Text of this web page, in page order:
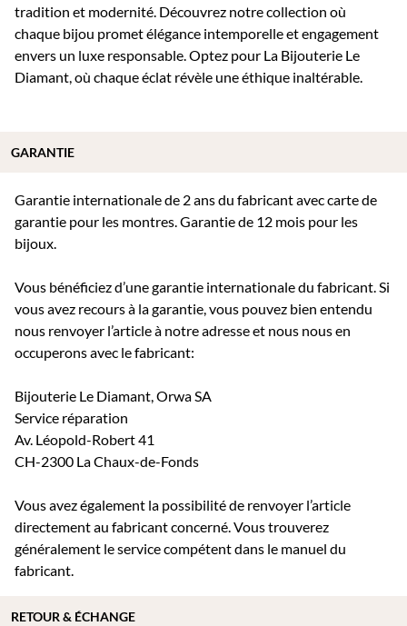
tradition et modernité. Découvrez notre collection où
chaque bijou promet élégance intemporelle et engagement
envers un luxe responsable. Optez pour La Bijouterie Le
Diamant, où chaque éclat révèle une éthique inaltérable.
Garantie internationale de 2 ans du fabricant avec carte de
garantie pour les montres. Garantie de 12 mois pour les
bijoux.
Vous bénéficiez d’une garantie internationale du fabricant. Si
vous avez recours à la garantie, vous pouvez bien entendu
nous renvoyer l’article à notre adresse et nous nous en
occuperons avec le fabricant:
Bijouterie Le Diamant, Orwa SA
Service réparation
Av. Léopold-Robert 41
CH-2300 La Chaux-de-Fonds
Vous avez également la possibilité de renvoyer l’article
directement au fabricant concerné. Vous trouverez
généralement le service compétent dans le manuel du
fabricant.
GARANTIE
RETOUR & ÉCHANGE